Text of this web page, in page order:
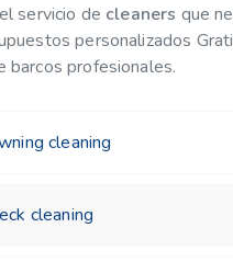
servicio de cleaners que
personalizados
barcos profesionales.
cleaning
cleaning